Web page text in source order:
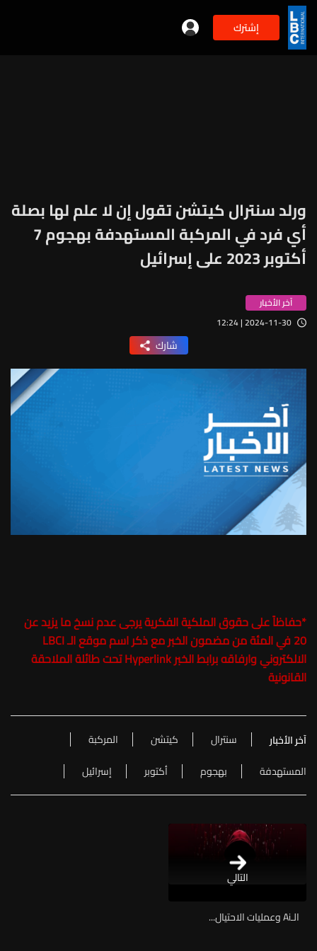
إشترك
ورلد سنترال كيتشن تقول إن لا علم لها بصلة
أي فرد في المركبة المستهدفة بهجوم 7
أكتوبر 2023 على إسرائيل
آخر الأخبار
2024-11-30 | 12:24
شارك
*حفاظاً على حقوق الملكية الفكرية يرجى عدم نسخ ما يزيد عن
20 في المئة من مضمون الخبر مع ذكر اسم موقع الـ LBCI
الالكتروني وارفاقه برابط الخبر Hyperlink تحت طائلة الملاحقة
القانونية
آخر الأخبار سنترال كيتشن
المركبة
المستهدفة
بهجوم أكتوبر إسرائيل
التالي
الـAi وعمليات الاحتيال...